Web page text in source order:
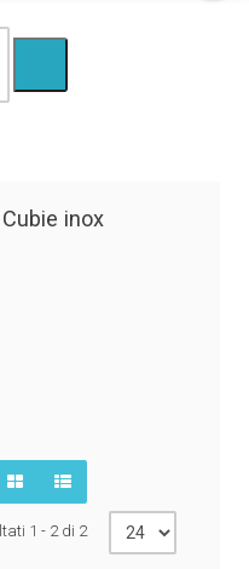
Cubie inox
1 - 2 di 2